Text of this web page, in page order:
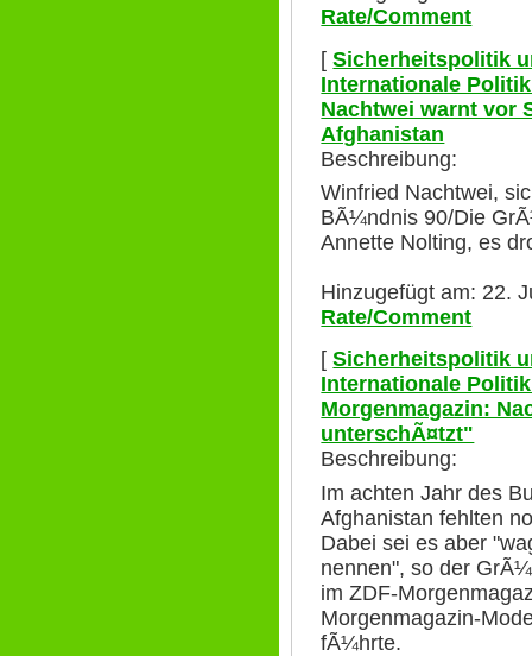
Rate/Comment
[Sicherheitspolitik
Internationale
Nachtwei warnt vor
Afghanistan
Beschreibung:
Winfried Nachtwei,
BÃ¼ndnis 90/Die
Annette Nolting, es
Hinzugefügt am: 22.
Rate/Comment
[Sicherheitspolitik
Internationale
Morgenmagazin:
unterschÃ¤tzt"
Beschreibung:
Im achten Jahr des
Afghanistan fehlten
Dabei sei es aber
nennen", so der
im ZDF-
Morgenmagazin-
fÃ¼hrte.